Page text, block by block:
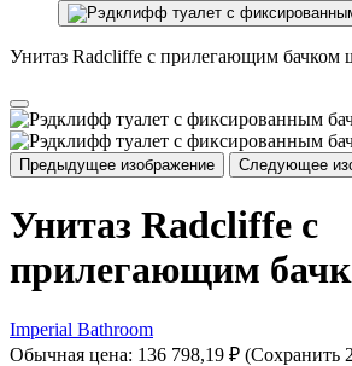
Унитаз Radcliffe с прилегающим бачком
Предыдущее изображение Следующее
Унитаз Radcliffe с
прилегающим
Imperial Bathroom
Обычная цена: 136 798,19 ₽ (Сохранить